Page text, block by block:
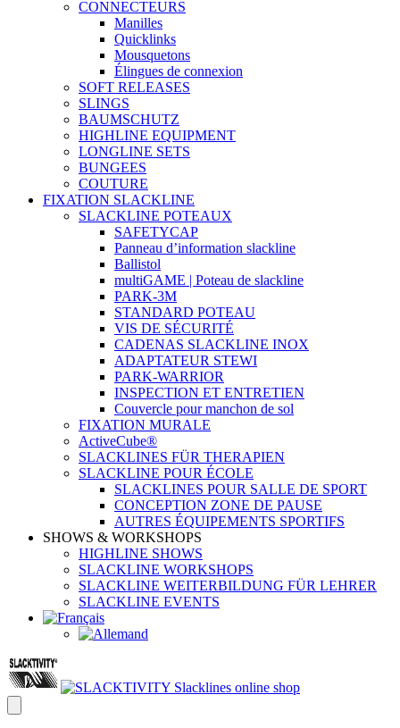
CONNECTEURS
Manilles
Quicklinks
Mousquetons
Élingues de connexion
SOFT RELEASES
SLINGS
BAUMSCHUTZ
HIGHLINE EQUIPMENT
LONGLINE SETS
BUNGEES
COUTURE
FIXATION SLACKLINE
SLACKLINE POTEAUX
SAFETYCAP
Panneau d’information slackline
Ballistol
multiGAME | Poteau de slackline
PARK-3M
STANDARD POTEAU
VIS DE SÉCURITÉ
CADENAS SLACKLINE INOX
ADAPTATEUR STEWI
PARK-WARRIOR
INSPECTION ET ENTRETIEN
Couvercle pour manchon de sol
FIXATION MURALE
ActiveCube®
SLACKLINES FÜR THERAPIEN
SLACKLINE POUR ÉCOLE
SLACKLINES POUR SALLE DE SPORT
CONCEPTION ZONE DE PAUSE
AUTRES ÉQUIPEMENTS SPORTIFS
SHOWS & WORKSHOPS
HIGHLINE SHOWS
SLACKLINE WORKSHOPS
SLACKLINE WEITERBILDUNG FÜR LEHRER
SLACKLINE EVENTS